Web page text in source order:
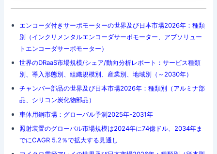
エンコーダ付きサーボモーターの世界及び日本市場2026年：種類
別（インクリメンタルエンコーダサーボモーター、アブソリュー
トエンコーダサーボモーター）
世界のDRaaS市場規模/シェア/動向分析レポート：サービス種類
別、導入形態別、組織規模別、産業別、地域別（～2030年）
チャンバー部品の世界及び日本市場2026年：種類別（アルミナ部
品、シリコン炭化物部品）
車体用鋼市場：グローバル予測2025年-2031年
照射装置のグローバル市場規模は2024年に74億ドル、2034年ま
でにCAGR 5.2％で拡大する見通し